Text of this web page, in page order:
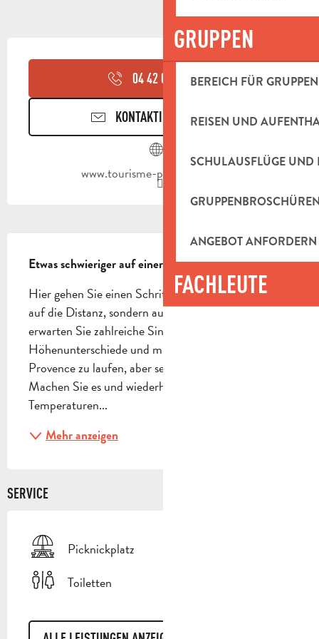
GRUPPEN
BEREICH FÜR GRUPPEN
REISEN UND
SCHULAUSFLÜGE UND
ANGEBOT ANFORDERN
FACHLEUTE
ÖFFNUNGSZEITEN &
04 42 03 49▒▒
KONTAKTIEREN SIE UNS
www.tourisme-paysdaubagne.fr
Etwas schwieriger auf einer schattigen Strecke.
Hier gehen Sie einen Schritt weiter. Nicht in Bezug
auf die Distanz, sondern auf das Vergnügen. Es
erwarten Sie zahlreiche Singles ohne große
Höhenunterschiede und mit dem Glück, in der
Provence zu laufen, aber sehr oft im Schatten.
Machen Sie es und wiederholen Sie es, sobald die
Temperaturen...
Mehr anzeigen
SERVICE
Picknickplatz
Toiletten